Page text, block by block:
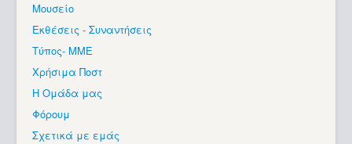
Βρίσκεστε εδώ:
Μουσείο
Εκθέσεις - Συναντήσεις
Τύπος- ΜΜΕ
Χρήσιμα Ποστ
Η Ομάδα μας
Φόρουμ
Σχετικά με εμάς